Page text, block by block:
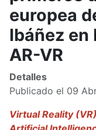
europea
Ibáñez en
AR-VR
Detalles
Publicado el 09
Virtual Reality